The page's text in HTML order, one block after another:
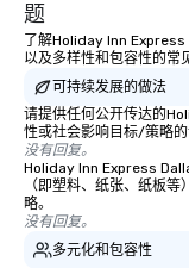
题
了解Holiday Inn
以及多样性和包容性的常
可持续发展的做法
请提供任何公开传达的
性或社会影响目标/策略的
没有回复。
Holiday Inn Express
（即塑料、纸张、纸板
略。
没有回复。
多元化和包容性